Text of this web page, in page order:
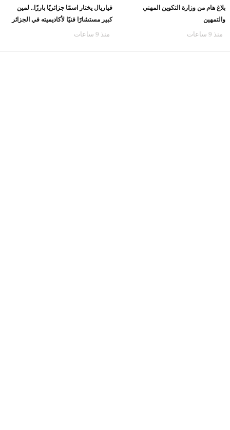
بلاغ هام من وزارة التكوين المهني
والتمهين
منذ 9 ساعات
فياريال يختار اسمًا جزائريًا بارزًا.. لمين
كبير مستشارًا فنيًا لأكاديميته في الجزائر
منذ 9 ساعات